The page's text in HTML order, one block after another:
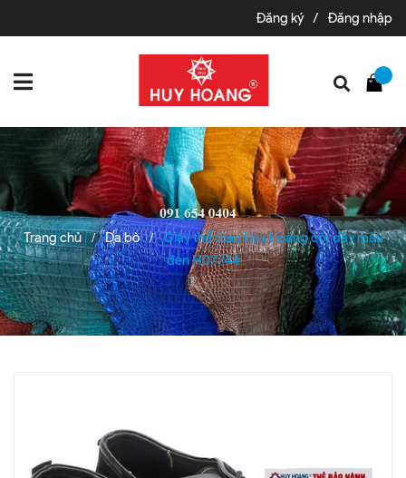
Đăng ký / Đăng nhập
Trang chủ / Da bò /
Giày thể thao Huy Hoàng cột dây màu
đen HD7744